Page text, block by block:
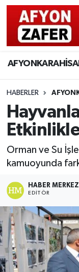
HABERLER
Orman ve Su
kamuoyunda
HABER MERKEZI
EDITÖR